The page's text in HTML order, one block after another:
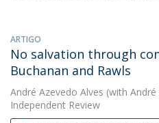
ARTIGO
No salvation through
Buchanan and Rawls
André Azevedo Alves (with André
Independent Review